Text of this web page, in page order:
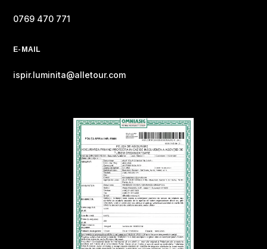
0769 470 771
E-MAIL
ispir.luminita@alletour.com